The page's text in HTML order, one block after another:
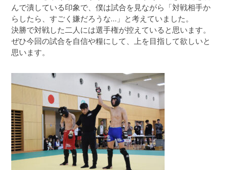
んで潰している印象で、僕は試合を見ながら「対戦相手か
らしたら、すごく嫌だろうな…」と考えていました。
決勝で対戦した二人には選手権が控えていると思います。
ぜひ今回の試合を自信や糧にして、上を目指して欲しいと
思います。